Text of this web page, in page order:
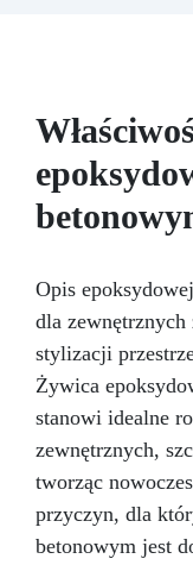
Opis
dla zewnętrznych
stylizacji
Żywica
stanowi idealne
zewnętrznych,
tworząc
przyczyn, dla
betonowym jest